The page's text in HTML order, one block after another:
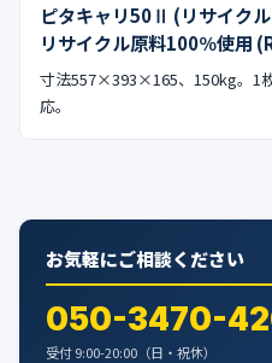
ピタキャリ50Ⅱ (リサイク
リサイクル原料100％使用
寸法557×393×165、150kg。1
応。
お気軽にご相談ください
050-3470-
受付 9:00-20:00（日・祝休）